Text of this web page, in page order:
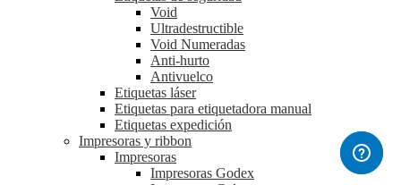
Void
Ultradestructible
Void Numeradas
Anti-hurto
Antivuelco
Etiquetas láser
Etiquetas para etiquetadora manual
Etiquetas expedición
Impresoras y ribbon
Impresoras
Impresoras Godex